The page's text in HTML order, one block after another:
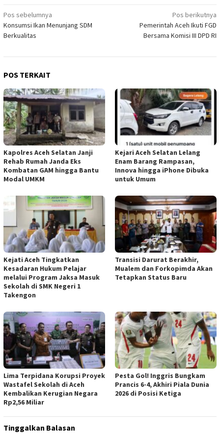
Navigasi
pos
Pos sebelumnya
Konsumsi Ikan Menunjang SDM
Berkualitas
Pos berikutnya
Pemerintah Aceh Ikuti FGD
Bersama Komisi III DPD RI
POS TERKAIT
Kapolres Aceh Selatan Janji
Rehab Rumah Janda Eks
Kombatan GAM hingga Bantu
Modal UMKM
Kejari Aceh Selatan Lelang
Enam Barang Rampasan,
Innova hingga iPhone Dibuka
untuk Umum
Kejati Aceh Tingkatkan
Kesadaran Hukum Pelajar
melalui Program Jaksa Masuk
Sekolah di SMK Negeri 1
Takengon
Transisi Darurat Berakhir,
Mualem dan Forkopimda Akan
Tetapkan Status Baru
Lima Terpidana Korupsi Proyek
Wastafel Sekolah di Aceh
Kembalikan Kerugian Negara
Rp2,56 Miliar
Pesta Gol! Inggris Bungkam
Prancis 6-4, Akhiri Piala Dunia
2026 di Posisi Ketiga
Tinggalkan Balasan